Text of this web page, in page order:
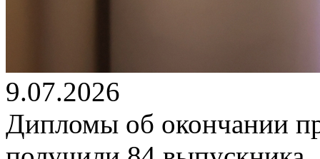
9.07.2026
Дипломы об окончании